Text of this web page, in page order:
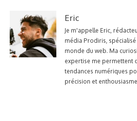
Eric
Je m'appelle Eric,
média Prodiris,
monde du web. Ma
expertise me permettent
tendances numériques
précision et